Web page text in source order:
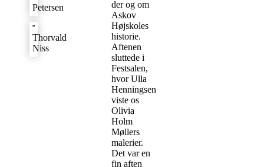
Petersen
Thorvald
Niss
der og om
Askov
Højskoles
historie.
Aftenen
sluttede i
Festsalen,
hvor Ulla
Henningsen
viste os
Olivia
Holm
Møllers
malerier.
Det var en
fin aften